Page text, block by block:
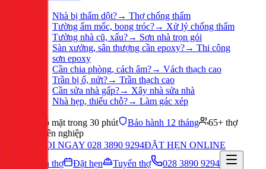
Nhà bị thấm dột?→ Thợ chống thấm
Tường ẩm mốc, bong tróc?→ Xử lý chống thấm
Tường nhà cũ, xấu?→ Sơn nhà trọn gói
Sàn xưởng, sân thượng cần epoxy?→ Thi công
sơn epoxy
Cần chia phòng, cách âm?→ Vách thạch cao
Trần bị ố, nứt?→ Trần thạch cao
Cần sửa nhà gấp?→ Xây nhà sửa nhà
Nhà hẹp, thiếu chỗ?→ Làm gác xép
Có mặt trong 30 phút Bảo hành 12 tháng
65+ thợ
chuyên nghiệp
GỌI NGAY 028 3890 9294ĐẶT HẸN ONLINE
Tuyển thợ
Đặt hẹn Tuyển thợ
028 3890 9294